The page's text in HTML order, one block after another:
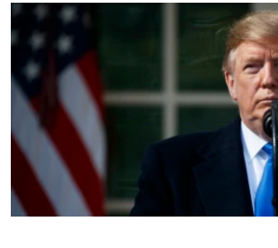
آمریکا ۲۰۲۴
به اسرائیل